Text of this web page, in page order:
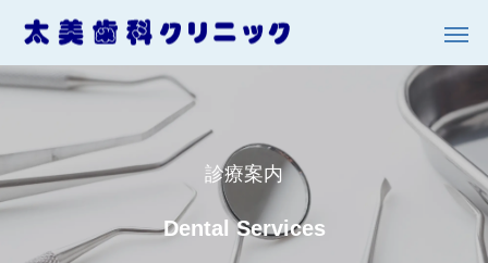
診療案内
Dental Services